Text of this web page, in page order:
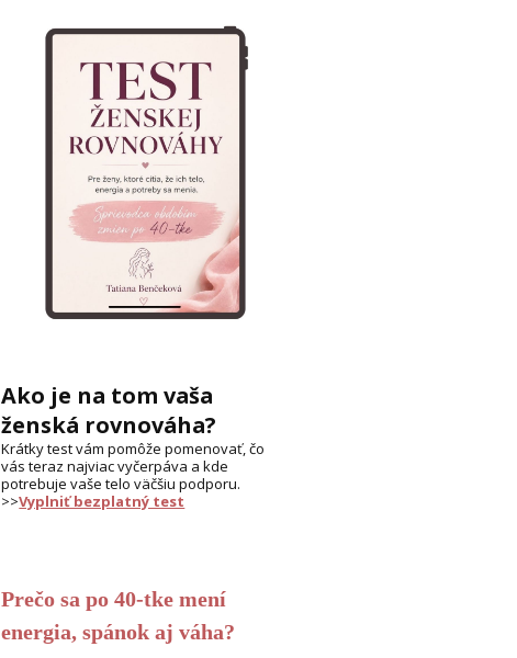
Ako je na tom vaša
ženská rovnováha?
Krátky test vám pomôže pomenovať, čo
vás teraz najviac vyčerpáva a kde
potrebuje vaše telo väčšiu podporu.
>>Vyplniť bezplatný test
Prečo sa po 40-tke mení
energia, spánok aj váha?